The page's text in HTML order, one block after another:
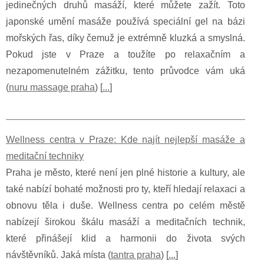
jedinečných druhů masáží, které můžete zažít. Toto
japonské umění masáže používá speciální gel na bázi
mořských řas, díky čemuž je extrémně kluzká a smyslná.
Pokud jste v Praze a toužíte po relaxačním a
nezapomenutelném zážitku, tento průvodce vám uká
(nuru massage praha) [...]
Wellness centra v Praze: Kde najít nejlepší masáže a
meditační techniky
Praha je město, které není jen plné historie a kultury, ale
také nabízí bohaté možnosti pro ty, kteří hledají relaxaci a
obnovu těla i duše. Wellness centra po celém městě
nabízejí širokou škálu masáží a meditačních technik,
které přinášejí klid a harmonii do života svých
návštěvníků. Jaká místa (tantra praha) [...]